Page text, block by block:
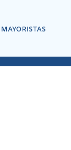
MAYORISTAS